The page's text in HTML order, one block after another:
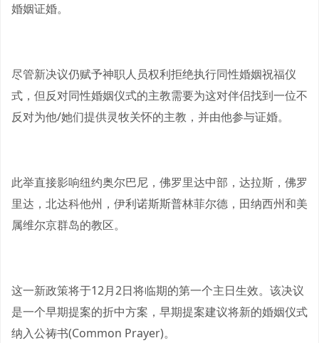
婚姻证婚。
尽管新决议仍赋予神职人员权利拒绝执行同性婚姻祝福仪
式，但反对同性婚姻仪式的主教需要为这对伴侣找到一位不
反对为他/她们提供灵牧关怀的主教，并由他参与证婚。
此举直接影响纽约奥尔巴尼，佛罗里达中部，达拉斯，佛罗
里达，北达科他州，伊利诺斯斯普林菲尔德，田纳西州和美
属维尔京群岛的教区。
这一新政策将于12月2日将临期的第一个主日生效。该决议
是一个早期提案的折中方案，早期提案建议将新的婚姻仪式
纳入公祷书(Common Prayer)。